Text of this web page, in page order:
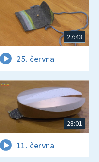
27:43
25. června
28:01
11. června